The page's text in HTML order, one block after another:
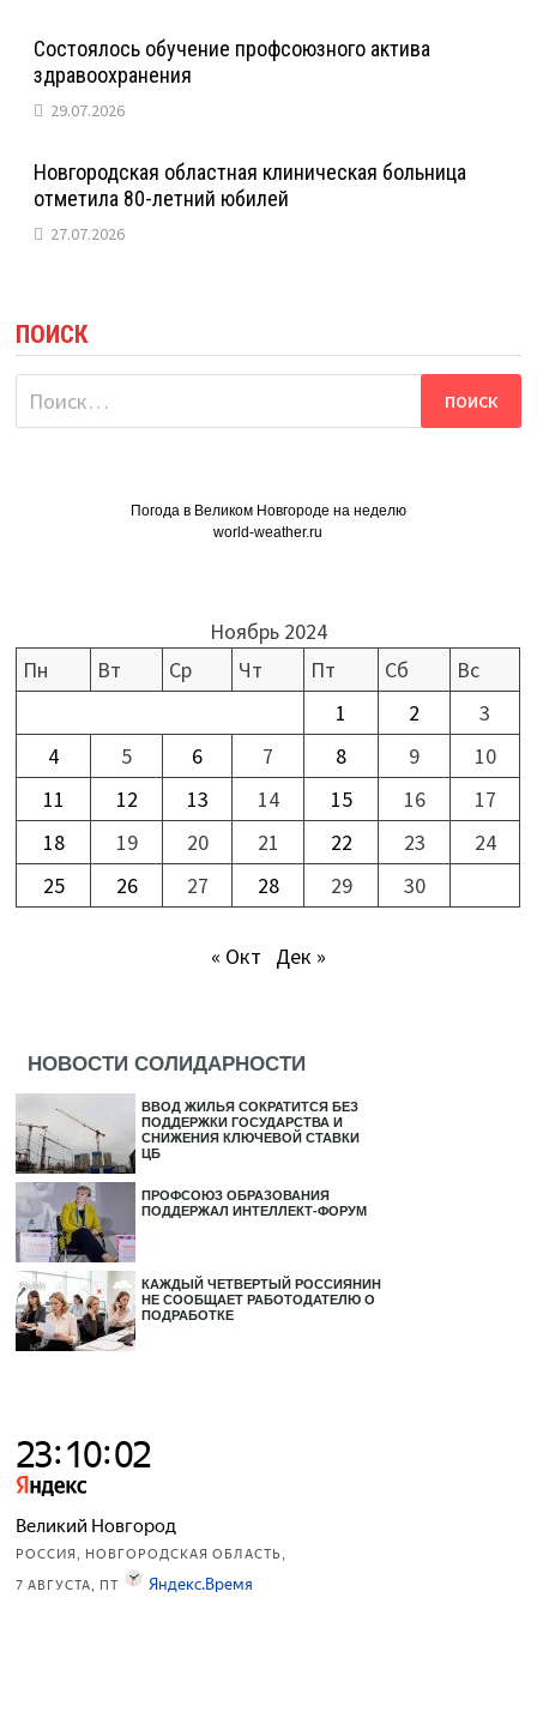
Состоялось обучение профсоюзного актива
здравоохранения
29.07.2026
Новгородская областная клиническая больница
отметила 80-летний юбилей
27.07.2026
ПОИСК
Найти:
Погода в Великом Новгороде на неделю
world-weather.ru
Ноябрь 2024
Пн
Вт Ср Чт Пт Сб
Вс
1
2
3
4
5 6 7 8 9
10
11
12 13 14 15 16
17
18
19 20 21 22 23
24
25
26 27 28 29 30
« Окт Дек »
НОВОСТИ СОЛИДАРНОСТИ
ВВОД ЖИЛЬЯ СОКРАТИТСЯ БЕЗ
ПОДДЕРЖКИ ГОСУДАРСТВА И
СНИЖЕНИЯ КЛЮЧЕВОЙ СТАВКИ
ЦБ
ПРОФСОЮЗ ОБРАЗОВАНИЯ
ПОДДЕРЖАЛ ИНТЕЛЛЕКТ-ФОРУМ
КАЖДЫЙ ЧЕТВЕРТЫЙ РОССИЯНИН
НЕ СООБЩАЕТ РАБОТОДАТЕЛЮ О
ПОДРАБОТКЕ